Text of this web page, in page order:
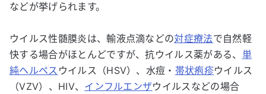
などが挙げられます。
ウイルス性髄膜炎は、輸液点滴などの対症療法で自然軽
快する場合がほとんどですが、抗ウイルス薬がある、 単
純ヘルペス ウイルス（HSV）、水痘・ 帯状疱疹ウイルス
（VZV）、HIV、 インフルエンザウイルスなどの場合